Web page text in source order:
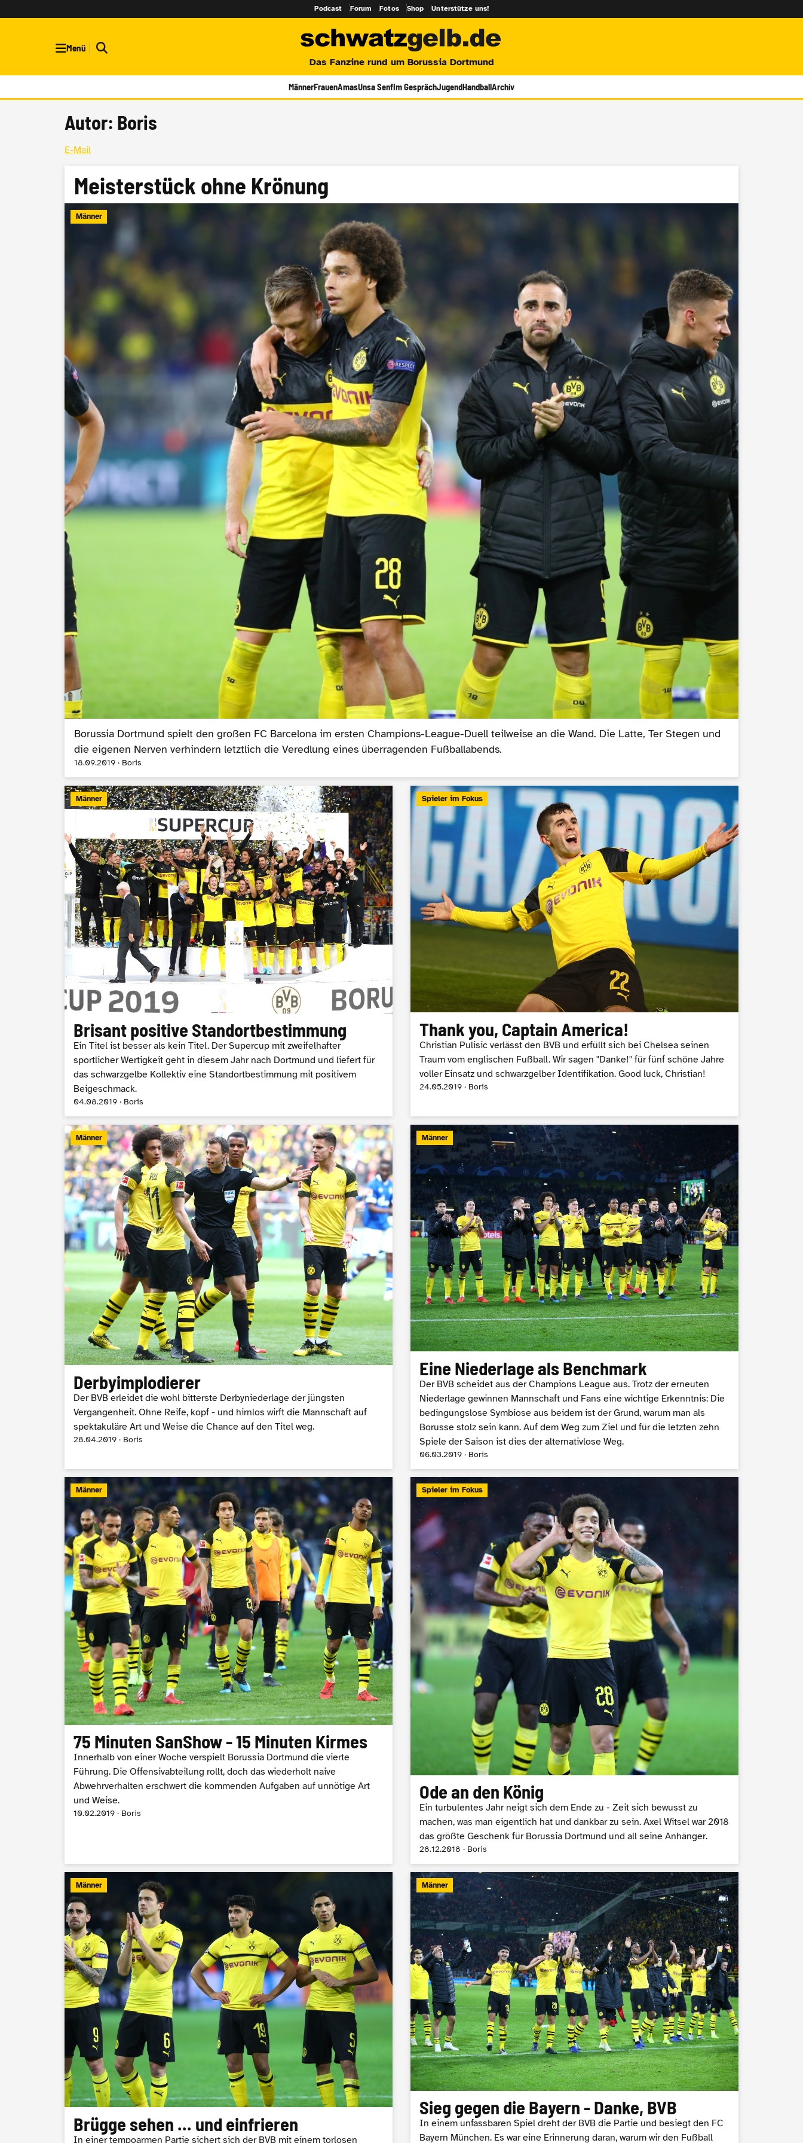
Podcast Forum Fotos Shop Unterstütze uns!
Menü
Das Fanzine rund um Borussia Dortmund
MännerFrauenAmasUnsa SenfIm GesprächJugendHandballArchiv
Autor: Boris
E-Mail
Meisterstück ohne Krönung
Männer
Borussia Dortmund spielt den großen FC Barcelona im ersten Champions-League-Duell teilweise an die Wand. Die Latte, Ter Stegen und
die eigenen Nerven verhindern letztlich die Veredlung eines überragenden Fußballabends.
18.09.2019 · Boris
Männer
Brisant positive Standortbestimmung
Ein Titel ist besser als kein Titel. Der Supercup mit zweifelhafter
sportlicher Wertigkeit geht in diesem Jahr nach Dortmund und liefert für
das schwarzgelbe Kollektiv eine Standortbestimmung mit positivem
Beigeschmack.
04.08.2019 · Boris
Spieler im Fokus
Thank you, Captain America!
Christian Pulisic verlässt den BVB und erfüllt sich bei Chelsea seinen
Traum vom englischen Fußball. Wir sagen "Danke!" für fünf schöne Jahre
voller Einsatz und schwarzgelber Identifikation. Good luck, Christian!
24.05.2019 · Boris
Männer
Derbyimplodierer
Der BVB erleidet die wohl bitterste Derbyniederlage der jüngsten
Vergangenheit. Ohne Reife, kopf - und hirnlos wirft die Mannschaft auf
spektakuläre Art und Weise die Chance auf den Titel weg.
28.04.2019 · Boris
Männer
Eine Niederlage als Benchmark
Der BVB scheidet aus der Champions League aus. Trotz der erneuten
Niederlage gewinnen Mannschaft und Fans eine wichtige Erkenntnis: Die
bedingungslose Symbiose aus beidem ist der Grund, warum man als
Borusse stolz sein kann. Auf dem Weg zum Ziel und für die letzten zehn
Spiele der Saison ist dies der alternativlose Weg.
06.03.2019 · Boris
Männer
75 Minuten SanShow - 15 Minuten Kirmes
Innerhalb von einer Woche verspielt Borussia Dortmund die vierte
Führung. Die Offensivabteilung rollt, doch das wiederholt naive
Abwehrverhalten erschwert die kommenden Aufgaben auf unnötige Art
und Weise.
10.02.2019 · Boris
Spieler im Fokus
Ode an den König
Ein turbulentes Jahr neigt sich dem Ende zu - Zeit sich bewusst zu
machen, was man eigentlich hat und dankbar zu sein. Axel Witsel war 2018
das größte Geschenk für Borussia Dortmund und all seine Anhänger.
28.12.2018 · Boris
Männer
Brügge sehen ... und einfrieren
In einer tempoarmen Partie sichert sich der BVB mit einem torlosen
Männer
Sieg gegen die Bayern - Danke, BVB
In einem unfassbaren Spiel dreht der BVB die Partie und besiegt den FC
Bayern München. Es war eine Erinnerung daran, warum wir den Fußball